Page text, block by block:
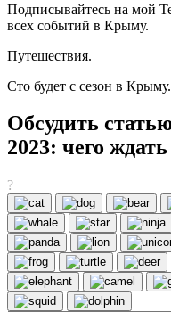
Подписывайтесь на мой
всех событий в Крыму.
Путешествия.
Сто будет с сезон в Крыму.
Обсудить
2023: чего
?